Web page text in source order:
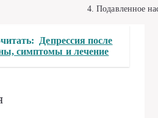
4. Подавленное
Депрессия после
симптомы и лечение